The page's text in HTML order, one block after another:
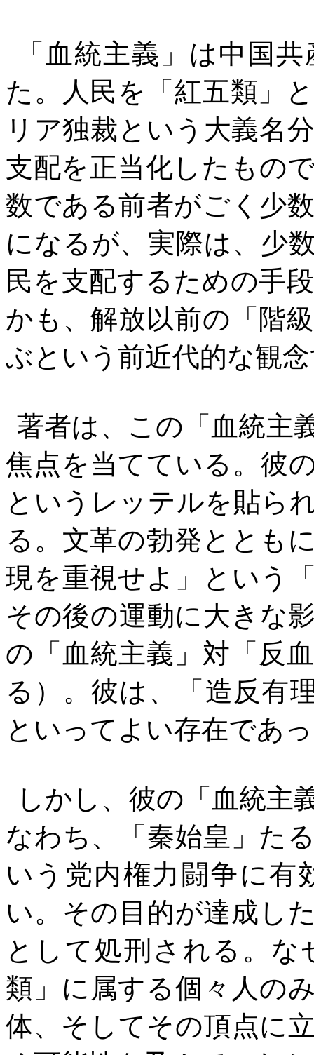
「血統主義」は中国
た。人民を「紅五類」
リア独裁という大義名
支配を正当化したもの
数である前者がごく少
になるが、実際は、少
民を支配するための手
かも、解放以前の「階
ぶという前近代的な観
著者は、この「血統主
焦点を当てている。彼
というレッテルを貼ら
る。文革の勃発ととも
現を重視せよ」という
その後の運動に大きな
の「血統主義」対「反
る）。彼は、「造反有
といってよい存在であ
しかし、彼の「血統主
なわち、「秦始皇」た
いう党内権力闘争に有
い。その目的が達成し
として処刑される。
類」に属する個々人の
体、そしてその頂点に